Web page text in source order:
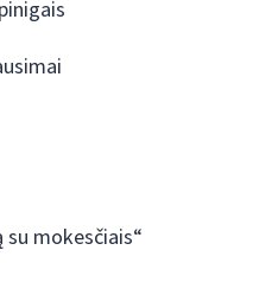
mokesčiais“